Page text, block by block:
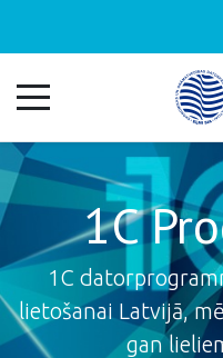
1C
1C
lietošanai Latvijā,
gan